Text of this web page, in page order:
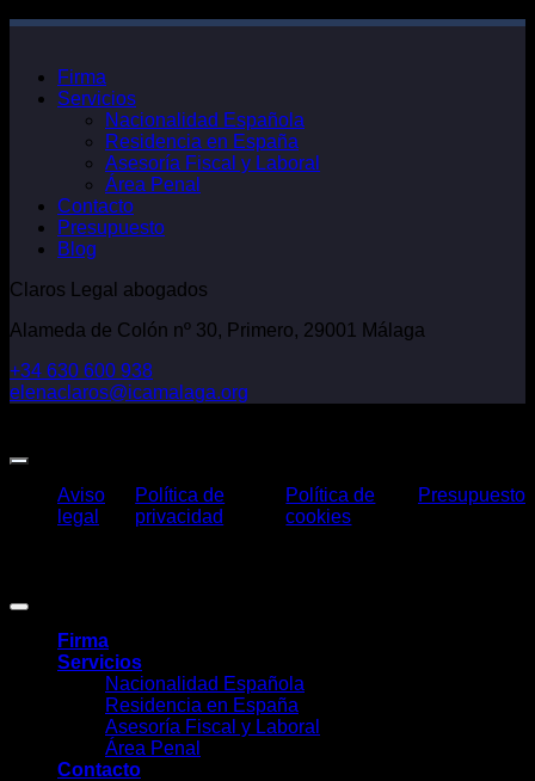
Firma
Servicios
Nacionalidad Española
Residencia en España
Asesoría Fiscal y Laboral
Área Penal
Contacto
Presupuesto
Blog
Claros Legal abogados
Alameda de Colón nº 30, Primero, 29001 Málaga
+34 630 600 938
elenaclaros@icamalaga.org
Aviso
legal
Política de
privacidad
Política de
cookies
Presupuesto
Firma
Servicios
Nacionalidad Española
Residencia en España
Asesoría Fiscal y Laboral
Área Penal
Contacto